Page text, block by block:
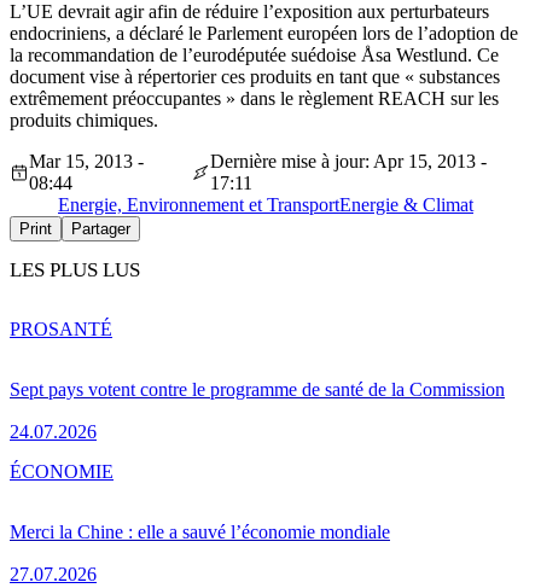
L’UE devrait agir afin de réduire l’exposition aux perturbateurs
endocriniens, a déclaré le Parlement européen lors de l’adoption de
la recommandation de l’eurodéputée suédoise Åsa Westlund. Ce
document vise à répertorier ces produits en tant que « substances
extrêmement préoccupantes » dans le règlement REACH sur les
produits chimiques.
Mar 15, 2013 -
08:44
Dernière mise à jour: Apr 15, 2013 -
17:11
Energie, Environnement et TransportEnergie & Climat
Print Partager
LES PLUS LUS
Sept pays votent contre le programme de santé de la Commission
24.07.2026
PROSANTÉ
Merci la Chine : elle a sauvé l’économie mondiale
27.07.2026
ÉCONOMIE